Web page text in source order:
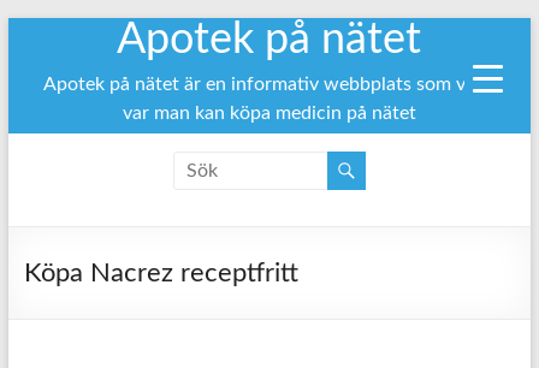
innehåll
Apotek på nätet
Apotek på nätet är en informativ webbplats som visar
var man kan köpa medicin på nätet
Köpa Nacrez receptfritt